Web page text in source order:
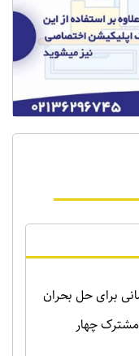
تومانی برای حل بحران
مشترک چهار